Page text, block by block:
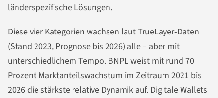
länderspezifische Lösungen.
Diese vier Kategorien wachsen laut TrueLayer-Daten
(Stand 2023, Prognose bis 2026) alle – aber mit
unterschiedlichem Tempo. BNPL weist mit rund 70
Prozent Marktanteilswachstum im Zeitraum 2021 bis
2026 die stärkste relative Dynamik auf. Digitale Wallets